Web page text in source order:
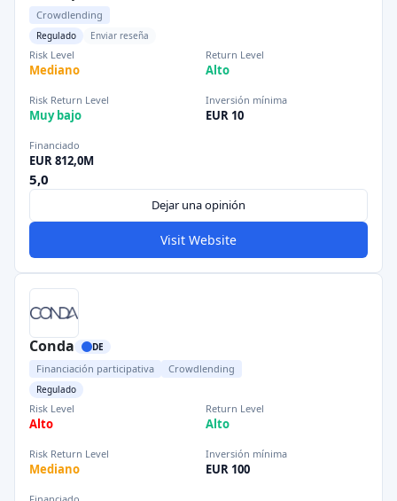
Crowdlending
Regulado Enviar reseña
Risk Level
Mediano
Return Level
Alto
Risk Return Level
Muy bajo
Inversión mínima
EUR 10
Financiado
EUR 812,0M
5,0
Dejar una opinión
Visit Website
Conda DE
Financiación participativa Crowdlending
Regulado
Risk Level
Alto
Return Level
Alto
Risk Return Level
Mediano
Inversión mínima
EUR 100